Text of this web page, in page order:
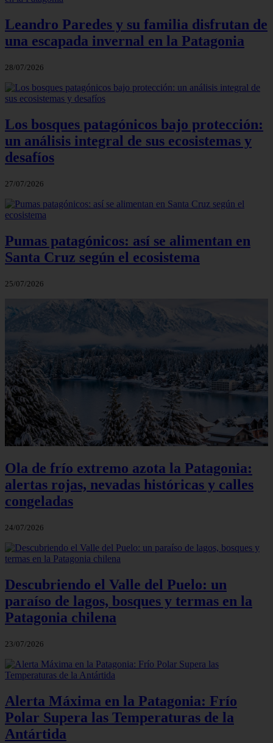
Leandro Paredes y su familia disfrutan de
una escapada invernal en la Patagonia
28/07/2026
Los bosques patagónicos bajo protección:
un análisis integral de sus ecosistemas y
desafíos
27/07/2026
Pumas patagónicos: así se alimentan en
Santa Cruz según el ecosistema
25/07/2026
Ola de frío extremo azota la Patagonia:
alertas rojas, nevadas históricas y calles
congeladas
24/07/2026
Descubriendo el Valle del Puelo: un
paraíso de lagos, bosques y termas en la
Patagonia chilena
23/07/2026
Alerta Máxima en la Patagonia: Frío
Polar Supera las Temperaturas de la
Antártida